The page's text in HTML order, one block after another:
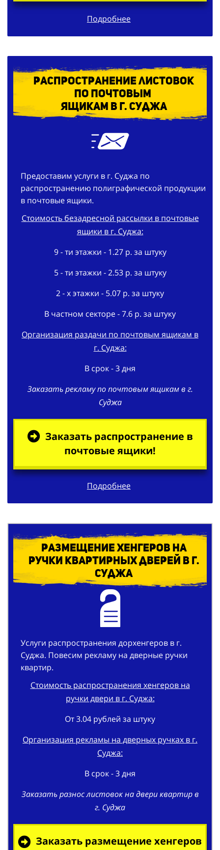
Подробнее
Распространение листовок
по почтовым
ящикам в г. Суджа
Предоставим услуги в г. Суджа по
распространению полиграфической продукции
в почтовые ящики.
Стоимость безадресной рассылки в почтовые
ящики в г. Суджа:
9 - ти этажки - 1.27 р. за штуку
5 - ти этажки - 2.53 р. за штуку
2 - х этажки - 5.07 р. за штуку
В частном секторе - 7.6 р. за штуку
Организация раздачи по почтовым ящикам в
г. Суджа:
В срок - 3 дня
Заказать рекламу по почтовым ящикам в г.
Суджа
Заказать распространение в
почтовые ящики!
Подробнее
Размещение хенгеров на
ручки квартирных дверей в г.
Суджа
Услуги распространения дорхенгеров в г.
Суджа. Повесим рекламу на дверные ручки
квартир.
Стоимость распространения хенгеров на
ручки двери в г. Суджа:
От 3.04 рублей за штуку
Организация рекламы на дверных ручках в г.
Суджа:
В срок - 3 дня
Заказать разнос листовок на двери квартир в
г. Суджа
Заказать размещение хенгеров